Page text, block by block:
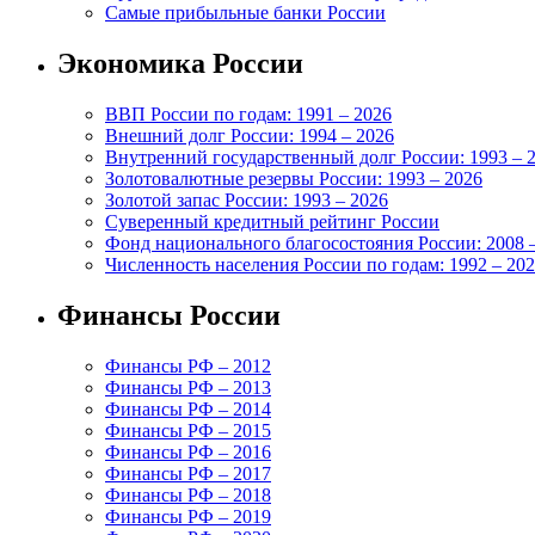
Самые прибыльные банки России
Экономика России
ВВП России по годам: 1991 – 2026
Внешний долг России: 1994 – 2026
Внутренний государственный долг России: 1993 –
Золотовалютные резервы России: 1993 – 2026
Золотой запас России: 1993 – 2026
Суверенный кредитный рейтинг России
Фонд национального благосостояния России: 2008
Численность населения России по годам: 1992 –
Финансы России
Финансы РФ – 2012
Финансы РФ – 2013
Финансы РФ – 2014
Финансы РФ – 2015
Финансы РФ – 2016
Финансы РФ – 2017
Финансы РФ – 2018
Финансы РФ – 2019